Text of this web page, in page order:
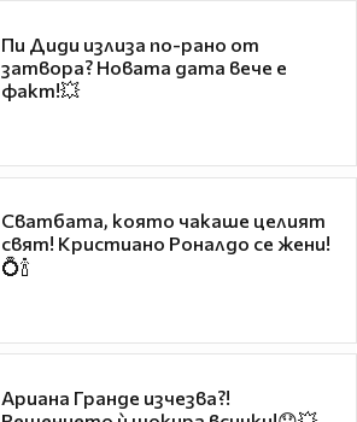
Пи Диди излиза по-рано от
затвора? Новата дата вече е
факт!💥
Сватбата, която чакаше целият
свят! Кристиано Роналдо се жени!
💍🍾
Ариана Гранде изчезва?!